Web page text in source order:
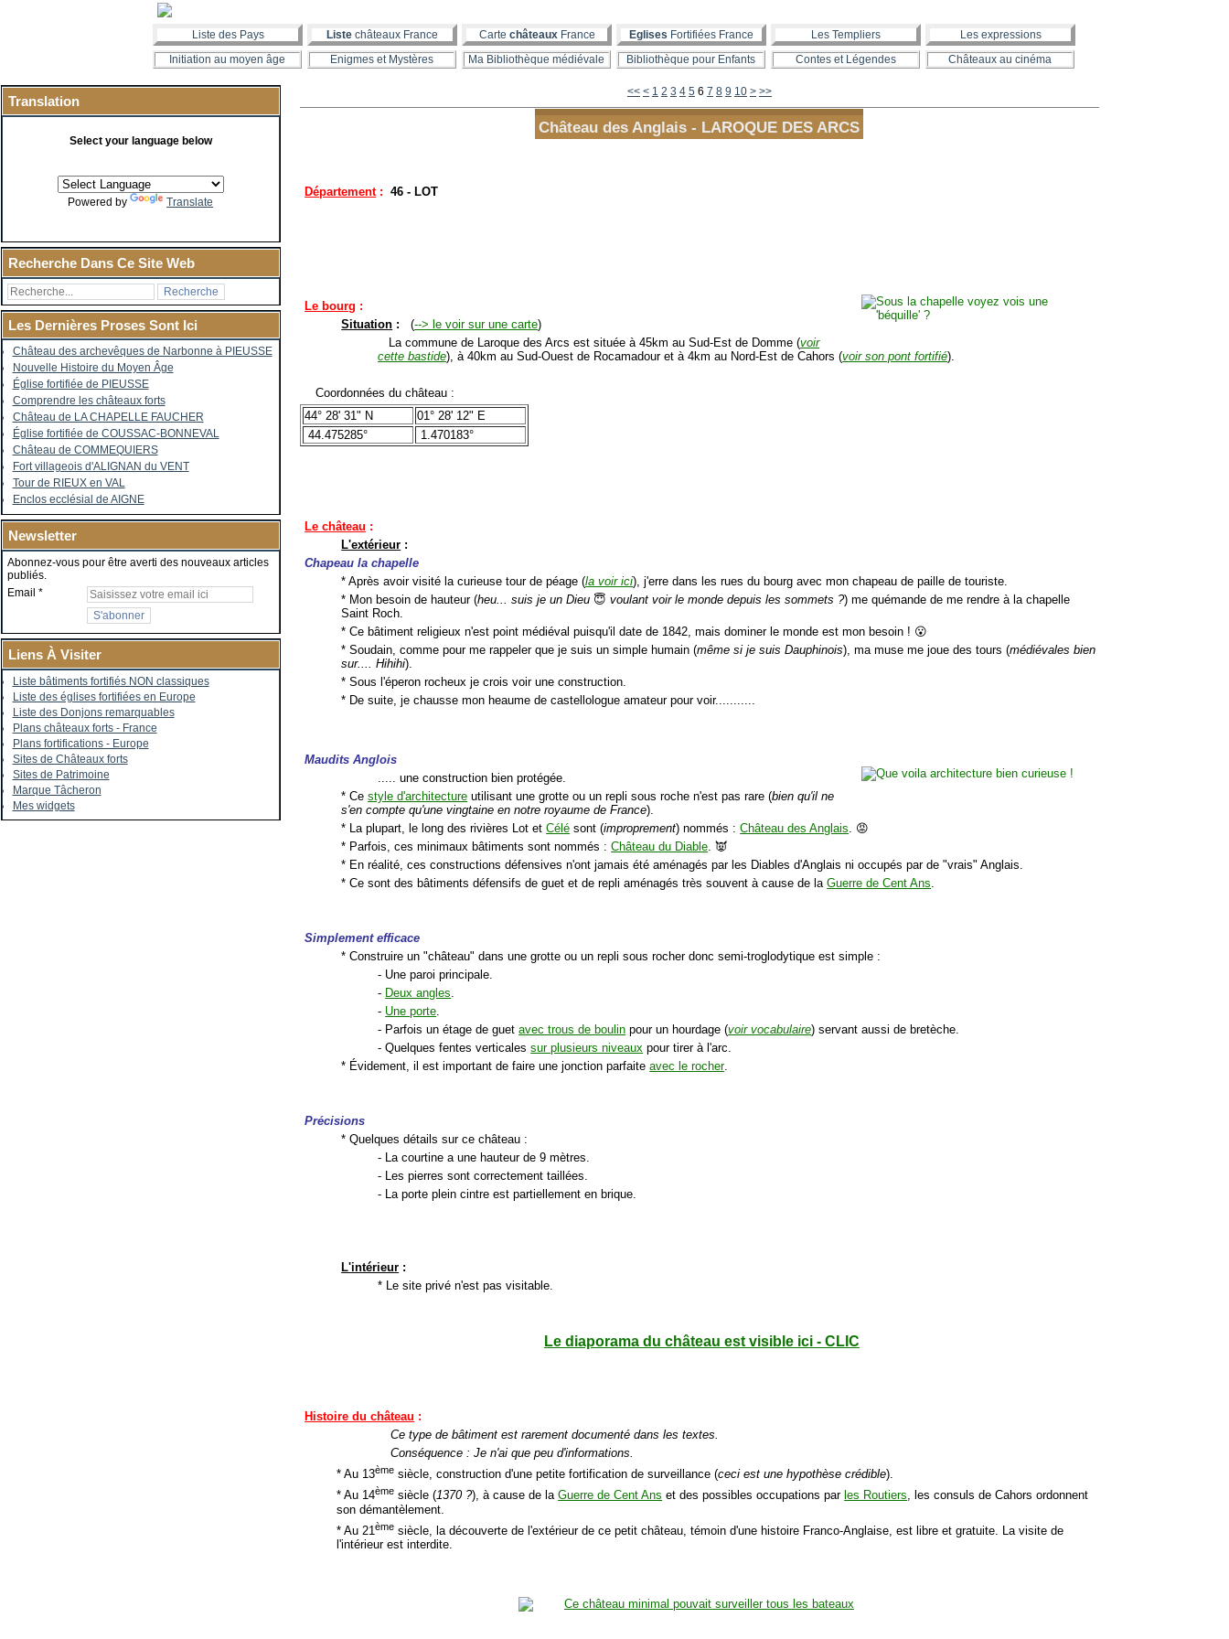
Liste des Pays Liste châteaux France Carte châteauxFrance Eglises Fortifiées France Les Templiers
Les expressions
Initiation au moyen âge
Enigmes et Mystères Ma Bibliothèque médiévale Bibliothèque pour Enfants Contes et Légendes Châteaux au cinéma
Translation
Select your language below
Powered by Translate
Recherche Dans Ce Site Web
Les Dernières Proses Sont Ici
Château des archevêques de Narbonne à PIEUSSE
Nouvelle Histoire du Moyen Âge
Église fortifiée de PIEUSSE
Comprendre les châteaux forts
Château de LA CHAPELLE FAUCHER
Église fortifiée de COUSSAC-BONNEVAL
Château de COMMEQUIERS
Fort villageois d'ALIGNAN du VENT
Tour de RIEUX en VAL
Enclos ecclésial de AIGNE
Newsletter
Abonnez-vous pour être averti des nouveaux articles
publiés.
Email
Liens À Visiter
Liste bâtiments fortifiés NON classiques
Liste des églises fortifiées en Europe
Liste des Donjons remarquables
Plans châteaux forts - France
Plans fortifications - Europe
Sites de Châteaux forts
Sites de Patrimoine
Marque Tâcheron
Mes widgets
<< < 1 2 3 4 5 6 7 8 9 10 20
> >>
Château des Anglais - LAROQUE DES ARCS
Département: 46 - LOT
Le bourg :
Situation : (--> le voir sur une carte)
La commune de Laroque des Arcs est située à 45km au Sud-Est de Domme (voir
cette bastide), à 40km au Sud-Ouest de Rocamadour et à 4km au Nord-Est de Cahors (voir son pont fortifié).
Coordonnées du château :
44° 28' 31" N
01° 28' 12" E
44.475285°
1.470183°
Le château :
L'extérieur :
Chapeau la chapelle
* Après avoir visité la curieuse tour de péage (la voir ici), j'erre dans les rues du bourg avec mon chapeau de paille de touriste.
* Mon besoin de hauteur (heu... suis je un Dieu 😇 voulant voir le monde depuis les sommets ?) me quémande de me rendre à la chapelle
Saint Roch.
* Ce bâtiment religieux n'est point médiéval puisqu'il date de 1842, mais dominer le monde est mon besoin ! 😮
* Soudain, comme pour me rappeler que je suis un simple humain (même si je suis Dauphinois), ma muse me joue des tours (médiévales bien
sur.... Hihihi).
* Sous l'éperon rocheux je crois voir une construction.
* De suite, je chausse mon heaume de castellologue amateur pour voir...........
Maudits Anglois
..... une construction bien protégée.
* Cestyle d'architecture utilisant une grotte ou un repli sous roche n'est pas rare (bien qu'il ne
s'en compte qu'une vingtaine en notre royaume de France).
* La plupart, le long des rivières Lot etCélé sont (improprement) nommés :Château des Anglais . 😡
* Parfois, ces minimaux bâtiments sont nommés :Château du Diable . 👿
* En réalité, ces constructions défensives n'ont jamais été aménagés par les Diables d'Anglais ni occupés par de "vrais" Anglais.
* Ce sont des bâtiments défensifs de guet et de repli aménagés très souvent à cause de laGuerre de Cent Ans
Simplement efficace
* Construire un "château" dans une grotte ou un repli sous rocher donc semi-troglodytique est simple :
- Une paroi principale.
- Deux angles
- Une porte
- Parfois un étage de guetavec trous de boulin pour un hourdage (voir vocabulaire) servant aussi de bretèche.
- Quelques fentes verticalessur plusieurs niveaux pour tirer à l'arc.
* Évidement, il est important de faire une jonction parfaiteavec le rocher.
Précisions
* Quelques détails sur ce château :
- La courtine a une hauteur de 9 mètres.
- Les pierres sont correctement taillées.
- La porte plein cintre est partiellement en brique.
L'intérieur :
* Le site privé n'est pas visitable.
Le diaporama du château est visible ici - CLIC
Histoire du château :
Ce type de bâtiment est rarement documenté dans les textes.
Conséquence : Je n'ai que peu d'informations.
* Au 13ème siècle, construction d'une petite fortification de surveillance (ceci est une hypothèse crédible).
* Au 14ème siècle (1370 ?), à cause de laGuerre de Cent Ans et des possibles occupations par les Routiers, les consuls de Cahors ordonnent
son démantèlement.
* Au 21ème siècle, la découverte de l'extérieur de ce petit château, témoin d'une histoire Franco-Anglaise, est libre et gratuite. La visite de
l'intérieur est interdite.